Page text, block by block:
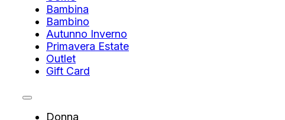
Bambina
Bambino
Autunno Inverno
Primavera Estate
Outlet
Gift Card
Donna